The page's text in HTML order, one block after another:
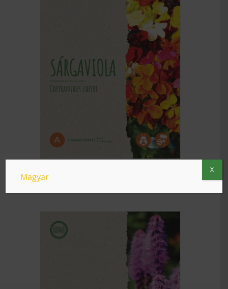
RÉSZLETEK
Magyar
X